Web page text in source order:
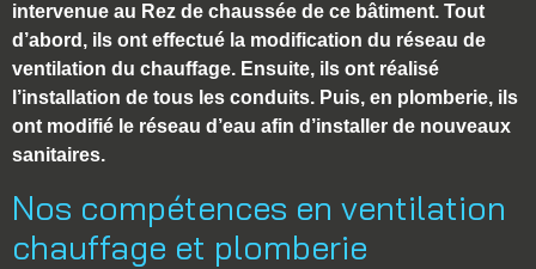
intervenue au Rez de chaussée de ce bâtiment. Tout
d’abord, ils ont effectué la modification du réseau de
ventilation du chauffage. Ensuite, ils ont réalisé
l’installation de tous les conduits. Puis, en plomberie, ils
ont modifié le réseau d’eau afin d’installer de nouveaux
sanitaires.
Nos compétences en ventilation
chauffage et plomberie